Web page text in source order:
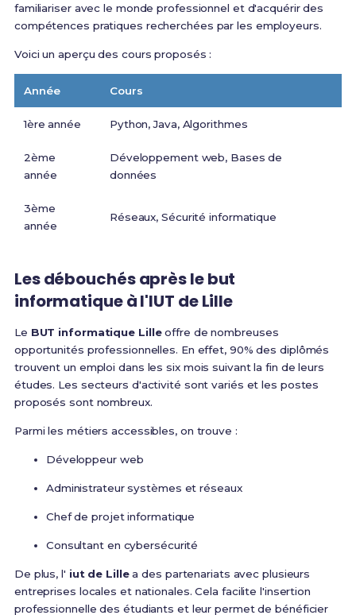
familiariser avec le monde professionnel et d'acquérir des
compétences pratiques recherchées par les employeurs.
Voici un aperçu des cours proposés :
Année Cours
1ère année Python, Java, Algorithmes
2ème
année
Développement web, Bases de
données
3ème
année
Réseaux, Sécurité informatique
Les débouchés après le but
informatique à l'IUT de Lille
Le BUT informatique Lilleoffre de nombreuses
opportunités professionnelles. En effet, 90% des diplômés
trouvent un emploi dans les six mois suivant la fin de leurs
études. Les secteurs d'activité sont variés et les postes
proposés sont nombreux.
Parmi les métiers accessibles, on trouve :
Développeur web
Administrateur systèmes et réseaux
Chef de projet informatique
Consultant en cybersécurité
De plus, l' iut de Lillea des partenariats avec plusieurs
entreprises locales et nationales. Cela facilite l'insertion
professionnelle des étudiants et leur permet de bénéficier